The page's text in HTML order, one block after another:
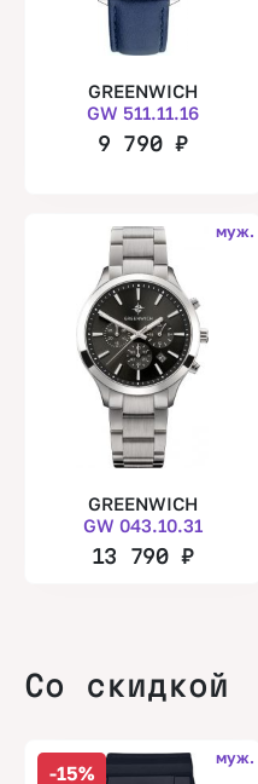
GREENWICH
GW 511.11.16
9 790 ₽
муж.
GREENWICH
GW 043.10.31
13 790₽
Со скидкой
-15%
муж.